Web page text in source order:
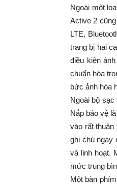
Ngoài một
Active 2
LTE,
trang bị hai
điều kiện
chuẩn hóa
bức ảnh hóa
Ngoài bộ
Nắp bảo vệ
vào rất thuận
ghi chú ngay
và linh hoạt.
mức trung
Một bàn